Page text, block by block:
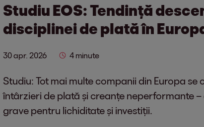
Studiu EOS: Tendință
disciplinei de plată în
30 apr. 2026 4 minute
Studiu: Tot mai multe companii din Europa se
întârzieri de plată și creanțe neperformante
grave pentru lichiditate și investiții.